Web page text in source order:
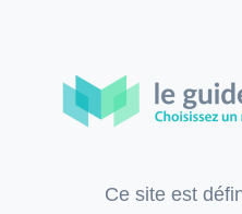
Ce site est